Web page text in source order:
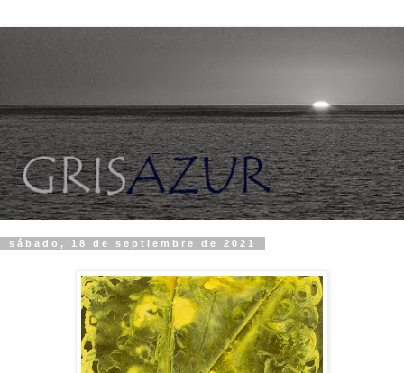
sábado, 18 de septiembre de 2021